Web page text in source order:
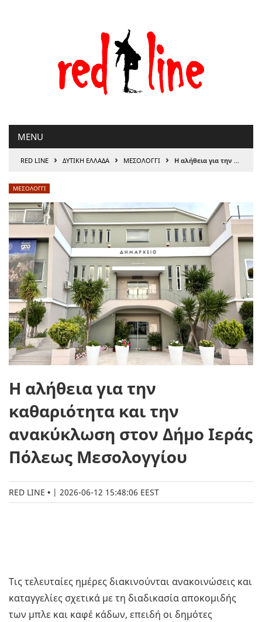
MENU
RED LINE › ΔΥΤΙΚΗ ΕΛΛΑΔΑ › ΜΕΣΟΛΟΓΓΙ › Η αλήθεια για την καθαριότητα και την ανακύκλωση στον Δήμο Ιεράς Πόλεως Μεσολογγίου
ΜΕΣΟΛΟΓΓΙ
Η αλήθεια για την
καθαριότητα και την
ανακύκλωση στον Δήμο Ιεράς
Πόλεως Μεσολογγίου
RED LINE | 2026-06-12 15:48:06 EEST
Τις τελευταίες ημέρες διακινούνται ανακοινώσεις και
καταγγελίες σχετικά με τη διαδικασία αποκομιδής
των μπλε και καφέ κάδων, επειδή οι δημότες